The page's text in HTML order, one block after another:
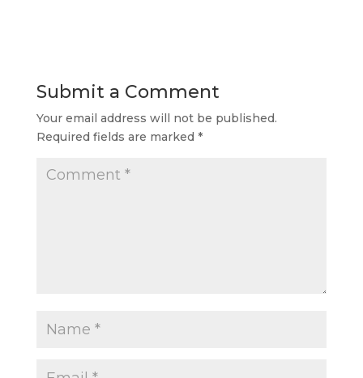
Submit a Comment
Your email address will not be published.
Required fields are marked *